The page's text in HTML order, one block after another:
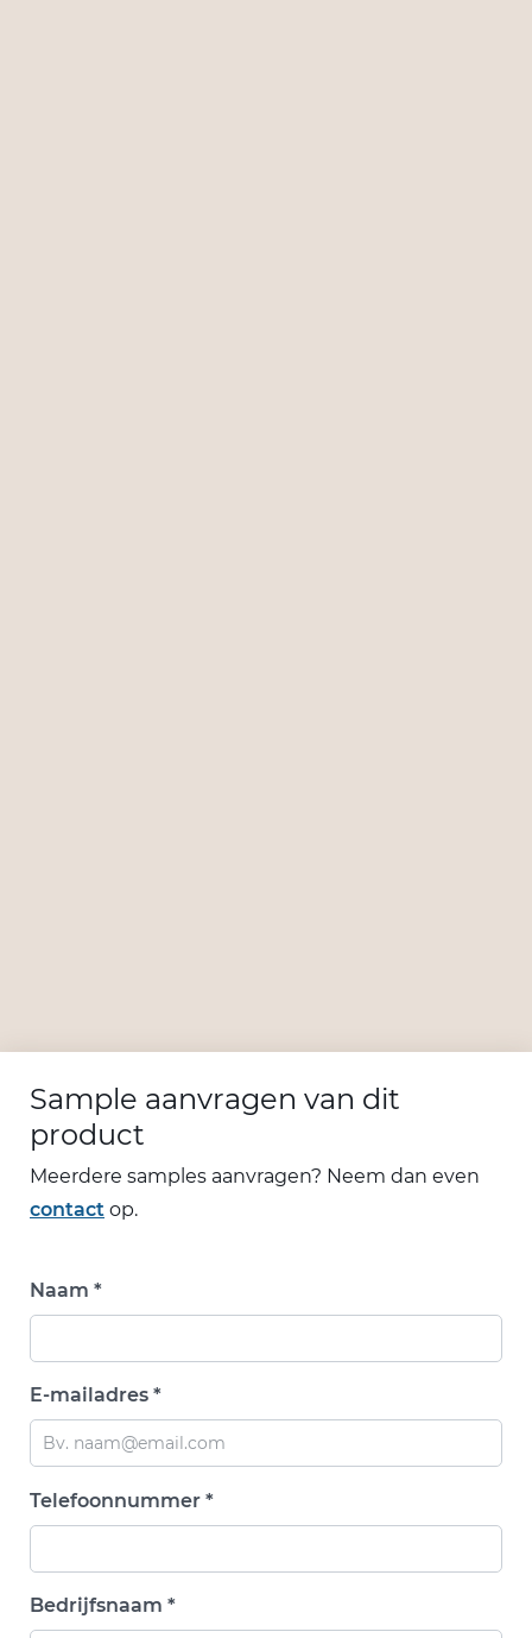
Sample aanvragen van dit
product
Meerdere samples aanvragen? Neem dan even
contact op.
Naam *
E-mailadres *
Telefoonnummer *
Bedrijfsnaam *